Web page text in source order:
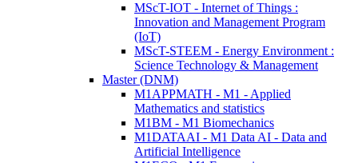
MScT-IOT - Internet of Things :
Innovation and Management Program
(IoT)
MScT-STEEM - Energy Environment :
Science Technology & Management
Master (DNM)
M1APPMATH - M1 - Applied
Mathematics and statistics
M1BM - M1 Biomechanics
M1DATAAI - M1 Data AI - Data and
Artificial Intelligence